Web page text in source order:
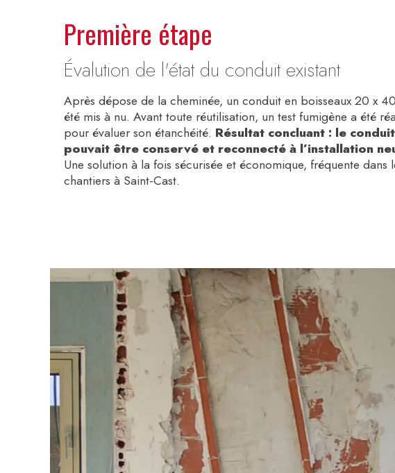
Première étape
Évalution de l'état du conduit existant
Après dépose de la cheminée, un conduit en boisseaux 20 x
été mis à nu. Avant toute réutilisation, un test fumigène a été
pour évaluer son étanchéité. Résultat concluant : le conduit
pouvait être conservé et reconnecté à l’installation
Une solution à la fois sécurisée et économique, fréquente dans
chantiers à Saint-Cast.